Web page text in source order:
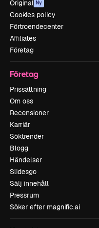
Original Ny
Cookies policy
Förtroendecenter
Affiliates
Företag
Företag
Prissättning
Om oss
Recensioner
Karriär
Söktrender
Blogg
Händelser
Slidesgo
Sälj innehåll
Pressrum
Söker efter magnific.ai